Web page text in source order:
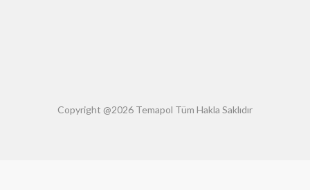
Copyright @2026 Temapol Tüm Hakla Saklıdır